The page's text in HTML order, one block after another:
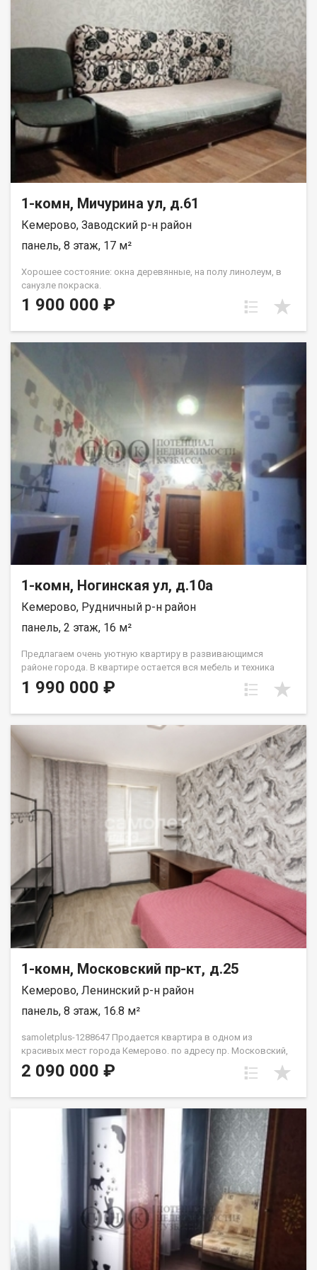
1-комн, Мичурина ул, д.61
Кемерово, Заводский р-н район
панель, 8 этаж, 17 м²
Хорошее состояние: окна деревянные, на полу линолеум, в
санузле покраска.
1 900 000 ₽
1-комн, Ногинская ул, д.10а
Кемерово, Рудничный р-н район
панель, 2 этаж, 16 м²
Предлагаем очень уютную квартиру в развивающимся
районе города. В квартире остается вся мебель и техника
(кухня, диван, шкаф, ст.машина, микроволновка). У
стеклопакета две рабочие створки, натяжной потолок,
направления в т.ч. торговые центры. Один собственник -
взрослый. Лена Васильева
1 990 000 ₽
1-комн, Московский пр-кт, д.25
Кемерово, Ленинский р-н район
панель, 8 этаж, 16.8 м²
samoletplus-1288647 Продается квартира в одном из
красивых мест города Кемерово. по адресу пр. Московский,
25 Квартира расположена на 8 этаже 9‑этажного дома.
Отличное сочетание цены и готовности к быстрой сделке.
этого объекта недвижимости: классный район для
проживания и сдачи в аренду ликвидность для последующей
сдачи в аренду или перепродажи доступная цена развитая
инфраструктура, рядом школа 78, 3 детских сада, ТЦ Лето
сити, магазины, остановка, детская поликлиника,
прогулочные зоны, футбольное поле. Неподалеку сквер. Один
взрослый собственник быстрый выход на сделку Приобретая
недвижимость через Федеральное Агентство Недвижимости
"Самолёт Плюс" Вы получаете: Гарантия юридической
чистоты сделки от компании, которая работает на рынке
недвижимости в городе Кемерово с 2010 года! Выгодная
ипотека только для клиентoв Cамолёт плюc! Платежи
2 090 000 ₽